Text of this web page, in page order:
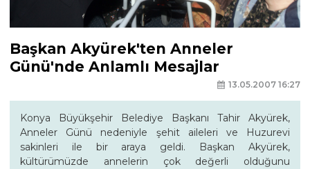
Başkan Akyürek'ten Anneler
Günü'nde Anlamlı Mesajlar
13.05.2007 16:27
Konya Büyükşehir Belediye Başkanı Tahir Akyürek,
Anneler Günü nedeniyle şehit aileleri ve Huzurevi
sakinleri ile bir araya geldi. Başkan Akyürek,
kültürümüzde annelerin çok değerli olduğunu